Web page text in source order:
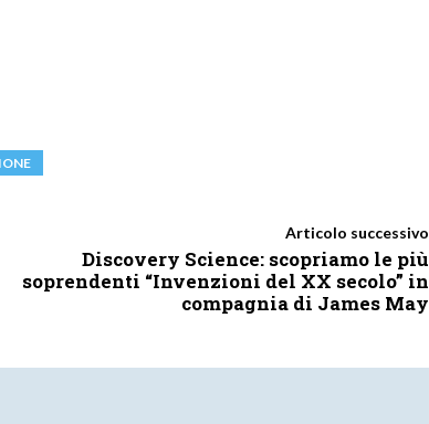
Articolo successivo
Discovery Science: scopriamo le più
soprendenti “Invenzioni del XX secolo” in
compagnia di James May